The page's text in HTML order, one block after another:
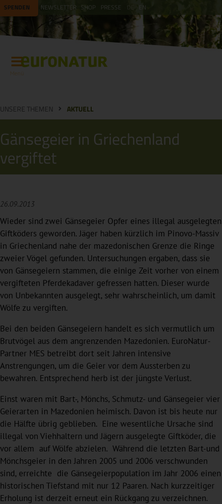
SPENDEN NEWSLETTER SHOP PRESSE EN
UNSERE THEMEN AKTUELL
Gänsegeier in Griechenland
vergiftet
26.09.2013
Wieder sind zwei Gänsegeier Opfer eines illegal ausgelegten
Giftköders geworden. Jäger haben kürzlich im Pinovo-Massiv
in Griechenland nahe der mazedonischen Grenze die Ringe
zweier Vögel gefunden. Untersuchungen ergaben, dass sie
von Gänsegeiern stammen, die einige Zeit vorher von einem
vergifteten Pferdekadaver gefressen hatten. Dieser wurde
von Unbekannten ausgelegt, sehr wahrscheinlich, um damit
Wölfe zu vergiften.
Bei den beiden Gänsegeiern handelt es sich vermutlich um
Brutvögel aus dem angrenzenden Mazedonien. EuroNatur-
Partner MES betreibt dort seit Jahren intensive
Anstrengungen, um die Geier vor dem Aussterben zu
bewahren. Entsprechend herb ist der jüngste Verlust.
Einst waren mit Bart-, Mönchs, Schmutz- und Gänsegeier vier
Geierarten in Mazedonien heimisch. Davon ist bis heute nur
die Hälfte übrig geblieben. Eine wesentliche Ursache sind
illegal von Viehhaltern und Jägern ausgelegte Giftköder, die
vor allem auf Wölfe abzielen. Während die letzten Bart-und
Mönchsgeier in den Jahren 2005 und 2006 verschwunden
sind, erreichte die Gänsegeierpopulation im Jahr 2006 einen
historischen Tiefstand mit nur 12 Paaren. Nach kurzzeitiger
Erholung ist derzeit erneut ein Rückgang zu verzeichnen.